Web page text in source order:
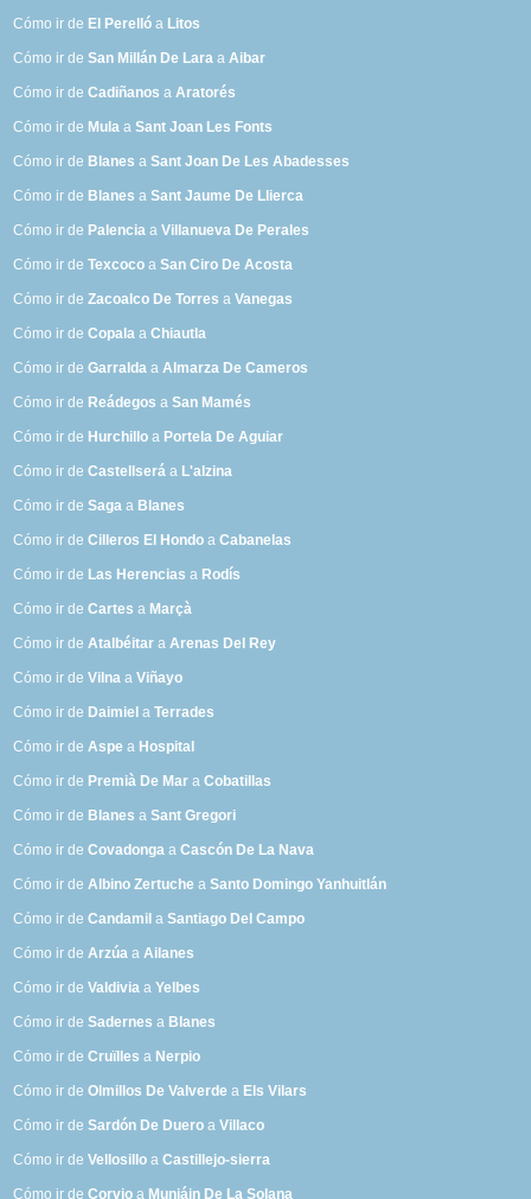
Cómo ir de El Perelló a Litos
Cómo ir deSan Millán De Lara aAibar
Cómo ir deCadiñanos aAratorés
Cómo ir de Mula aSant Joan Les Fonts
Cómo ir de Blanes aSant Joan De Les Abadesses
Cómo ir de Blanes aSant Jaume De Llierca
Cómo ir de Palencia aVillanueva De Perales
Cómo ir deTexcoco aSan Ciro De Acosta
Cómo ir deZacoalco De Torres aVanegas
Cómo ir deCopala aChiautla
Cómo ir deGarralda aAlmarza De Cameros
Cómo ir de Reádegos aSan Mamés
Cómo ir de Hurchillo a Portela De Aguiar
Cómo ir deCastellserá a L'alzina
Cómo ir deSaga a Blanes
Cómo ir deCilleros El Hondo aCabanelas
Cómo ir de Las Herencias a Rodís
Cómo ir deCartes a Marçà
Cómo ir deAtalbéitar aArenas Del Rey
Cómo ir deVilna aViñayo
Cómo ir de Daimiel aTerrades
Cómo ir deAspe a Hospital
Cómo ir de Premià De Mar aCobatillas
Cómo ir de Blanes aSant Gregori
Cómo ir deCovadonga aCascón De La Nava
Cómo ir deAlbino Zertuche aSanto Domingo Yanhuitlán
Cómo ir deCandamil aSantiago Del Campo
Cómo ir deArzúa aAilanes
Cómo ir deValdivia aYelbes
Cómo ir deSadernes a Blanes
Cómo ir deCruïlles a Nerpio
Cómo ir deOlmillos De Valverde a Els Vilars
Cómo ir deSardón De Duero aVillaco
Cómo ir deVellosillo aCastillejo-sierra
Cómo ir deCorvio a Muniáin De La Solana